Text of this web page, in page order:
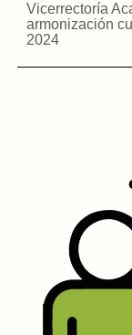
Vicerrectoría
armonización
2024